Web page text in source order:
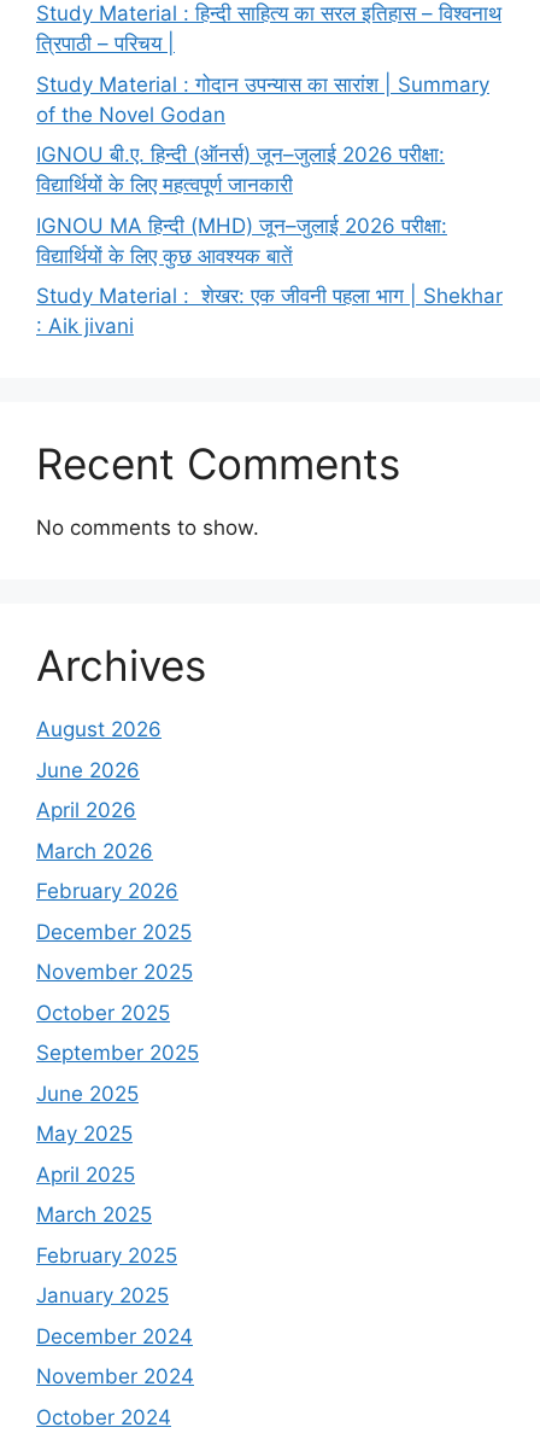
Study Material : हिन्दी साहित्य का सरल इतिहास – विश्वनाथ
त्रिपाठी – परिचय |
Study Material : गोदान उपन्यास का सारांश | Summary
of the Novel Godan
IGNOU बी.ए. हिन्दी (ऑनर्स) जून–जुलाई 2026 परीक्षा:
विद्यार्थियों के लिए महत्वपूर्ण जानकारी
IGNOU MA हिन्दी (MHD) जून–जुलाई 2026 परीक्षा:
विद्यार्थियों के लिए कुछ आवश्यक बातें
Study Material : शेखर: एक जीवनी पहला भाग | Shekhar
: Aik jivani
Recent Comments
No comments to show.
Archives
August 2026
June 2026
April 2026
March 2026
February 2026
December 2025
November 2025
October 2025
September 2025
June 2025
May 2025
April 2025
March 2025
February 2025
January 2025
December 2024
November 2024
October 2024